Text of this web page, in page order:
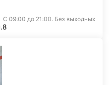
С 09:00 до 21:00. Без выходных